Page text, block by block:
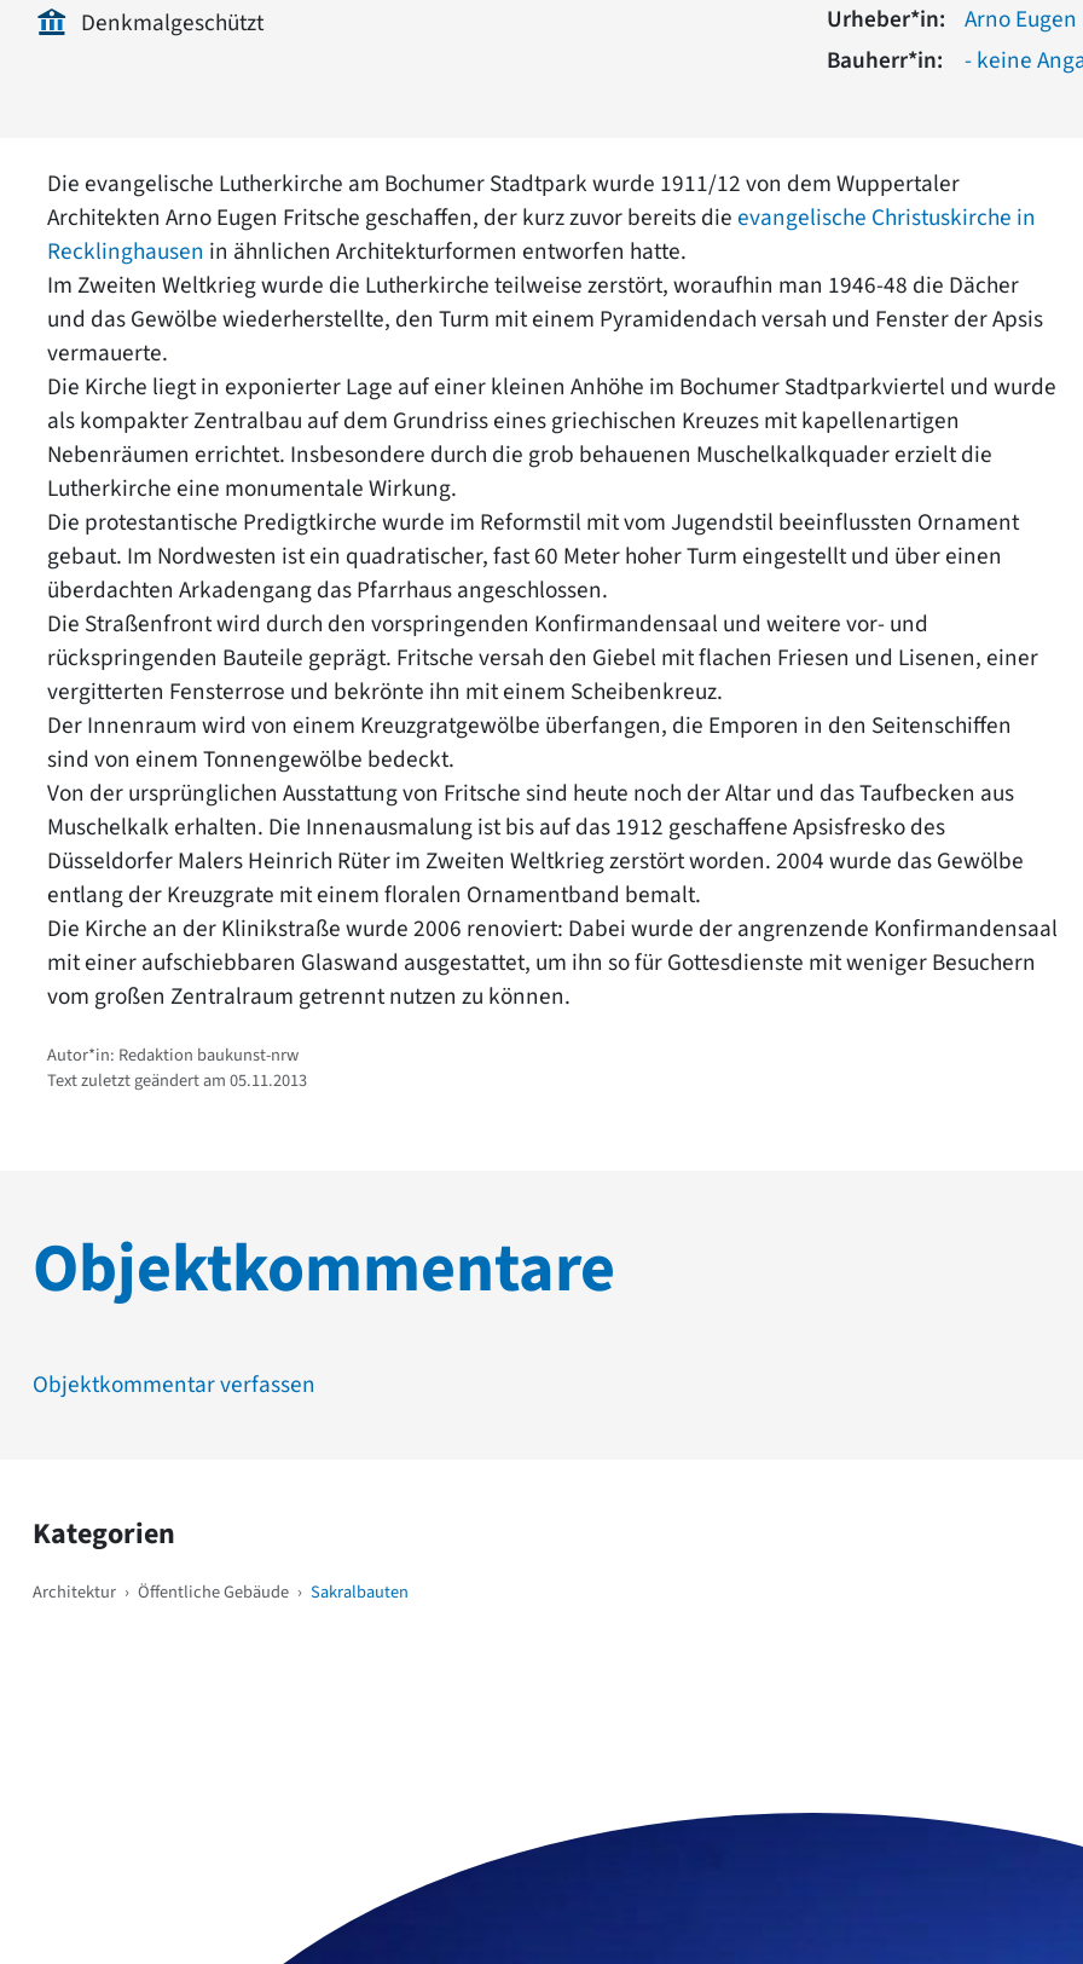
Denkmalgeschützt
Urheber*in:
Arno
Bauherr*in:
- keine
Die evangelische Lutherkirche am Bochumer Stadtpark wurde 1911/12 von dem Wuppertaler
Architekten Arno Eugen Fritsche geschaffen, der kurz zuvor bereits dieevangelische Christuskirche in
Recklinghausen in ähnlichen Architekturformen entworfen hatte.
Im Zweiten Weltkrieg wurde die Lutherkirche teilweise zerstört, woraufhin man 1946-48 die Dächer
und das Gewölbe wiederherstellte, den Turm mit einem Pyramidendach versah und Fenster der Apsis
vermauerte.
Die Kirche liegt in exponierter Lage auf einer kleinen Anhöhe im Bochumer Stadtparkviertel und wurde
als kompakter Zentralbau auf dem Grundriss eines griechischen Kreuzes mit kapellenartigen
Nebenräumen errichtet. Insbesondere durch die grob behauenen Muschelkalkquader erzielt die
Lutherkirche eine monumentale Wirkung.
Die protestantische Predigtkirche wurde im Reformstil mit vom Jugendstil beeinflussten Ornament
gebaut. Im Nordwesten ist ein quadratischer, fast 60 Meter hoher Turm eingestellt und über einen
überdachten Arkadengang das Pfarrhaus angeschlossen.
Die Straßenfront wird durch den vorspringenden Konfirmandensaal und weitere vor- und
rückspringenden Bauteile geprägt. Fritsche versah den Giebel mit flachen Friesen und Lisenen, einer
vergitterten Fensterrose und bekrönte ihn mit einem Scheibenkreuz.
Der Innenraum wird von einem Kreuzgratgewölbe überfangen, die Emporen in den Seitenschiffen
sind von einem Tonnengewölbe bedeckt.
Von der ursprünglichen Ausstattung von Fritsche sind heute noch der Altar und das Taufbecken aus
Muschelkalk erhalten. Die Innenausmalung ist bis auf das 1912 geschaffene Apsisfresko des
Düsseldorfer Malers Heinrich Rüter im Zweiten Weltkrieg zerstört worden. 2004 wurde das Gewölbe
entlang der Kreuzgrate mit einem floralen Ornamentband bemalt.
Die Kirche an der Klinikstraße wurde 2006 renoviert: Dabei wurde der angrenzende Konfirmandensaal
mit einer aufschiebbaren Glaswand ausgestattet, um ihn so für Gottesdienste mit weniger Besuchern
vom großen Zentralraum getrennt nutzen zu können.
Autor*in: Redaktion baukunst-nrw
Text zuletzt geändert am 05.11.2013
Objektkommentare
Objektkommentar verfassen
Kategorien
Architektur › Öffentliche Gebäude › Sakralbauten